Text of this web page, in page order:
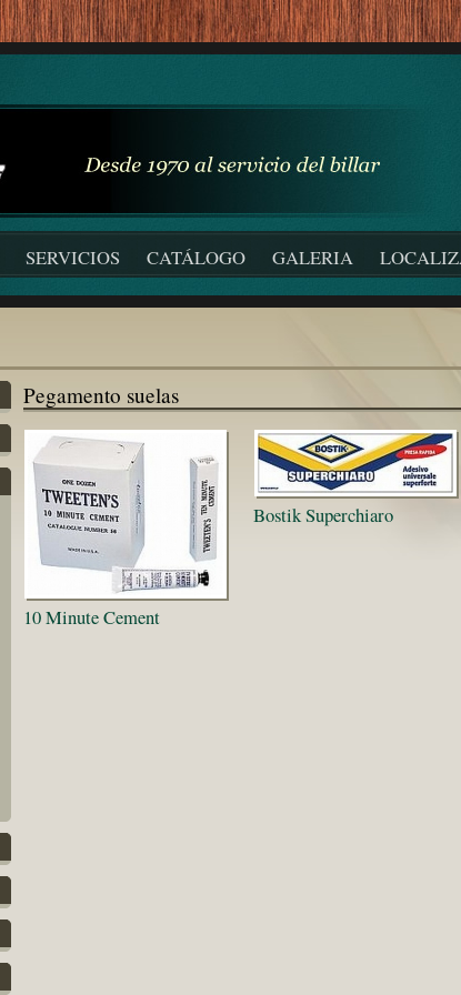
SERVICIOS CATÁLOGO GALERIA
Pegamento suelas
10 Minute Cement
Bostik Superchiaro